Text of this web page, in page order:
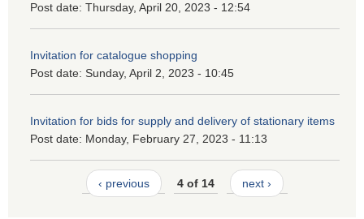
Post date: Thursday, April 20, 2023 - 12:54
Invitation for catalogue shopping
Post date: Sunday, April 2, 2023 - 10:45
Invitation for bids for supply and delivery of stationary items
Post date: Monday, February 27, 2023 - 11:13
‹ previous 4 of 14 next ›